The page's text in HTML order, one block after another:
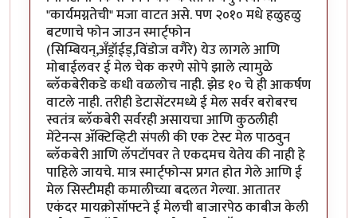
"कार्यमग्नतेची" मजा वाटत असे. पण २०१० मधे हळुहळु
बटणाचे फोन जाउन स्मार्ट्फोन
(सिम्बियन्,अँड्रॉईड्,विंडोज वगैरे) येउ लागले आणि
मोबाईलवर ई मेल चेक करणे सोपे झाले त्यामुळे
ब्लॅकबेरीकडे कधी वळलोच नाही. झेड १० चे ही आकर्षण
वाटले नाही. तरीही डेटासेंटरमध्ये ई मेल सर्वर बरोबरच
स्वतंत्र ब्लॅकबेरी सर्वरही असायचा आणि कुठलीही
मेंटेनन्स अ‍ॅक्टिव्हिटी संपली की एक टेस्ट मेल पाठवुन
ब्लॅकबेरी आणि लॅपटॉपवर ते एकदमच येतेय की नाही हे
पाहिले जायचे. मात्र स्मार्ट्फोन्स प्रगत होत गेले आणि ई
मेल सिस्टीमही कमालीच्या बदलत गेल्या. आतातर
एकंदर मायक्रोसॉफ्टने ई मेलची बाजारपेठ काबीज केली